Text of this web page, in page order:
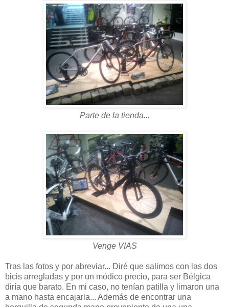
Parte de la tienda...
Venge VIAS
Tras las fotos y por abreviar... Diré que salimos con las dos
bicis arregladas y por un módico precio, para ser Bélgica
diría que barato. En mi caso, no tenían patilla y limaron una
a mano hasta encajarla... Además de encontrar una